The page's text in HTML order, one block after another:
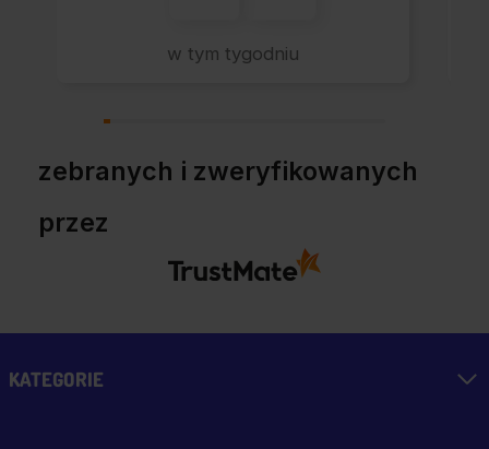
wszystko perfekt.
w tym tygodniu
zebranych i zweryfikowanych
przez
KATEGORIE